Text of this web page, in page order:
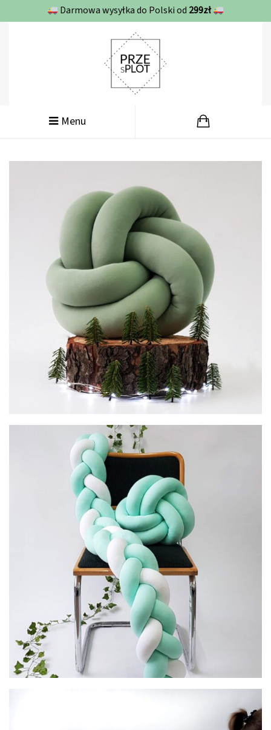
Darmowa wysyłka do Polski od 299zł
Menu